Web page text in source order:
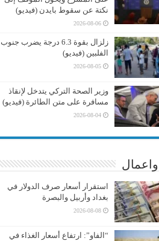
نكتة عن سقوط بايدن (فيديو)
2026-08-06
زلزال بقوة 6.3 درجة يضرب جنوب
الفلبين (فيديو)
2026-08-05
وزير الصحة التركي يتدخل لإنقاذ
مسافرة على متن الطائرة (فيديو)
2026-08-04
استقرار أسعار صرف الدولار في
بغداد وأربيل والبصرة
2026-08-08
“الفاو”: ارتفاع أسعار الغذاء في